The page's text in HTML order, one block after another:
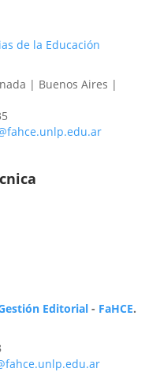
de la Educación
| Buenos Aires |
Editorial - FaHCE.